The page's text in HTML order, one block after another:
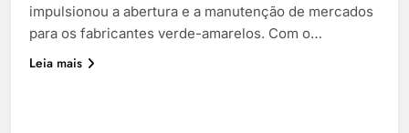
impulsionou a abertura e a manutenção de mercados
para os fabricantes verde-amarelos. Com o…
Leia mais